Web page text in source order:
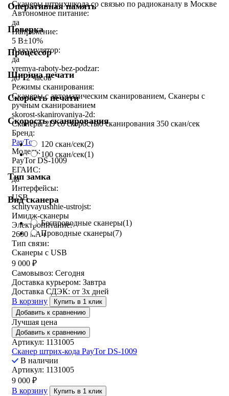
Оперативная память
Поверка
Процессор
Ширина печати
Скорость печати
Скорость сканирования
120 скан/сек(2)
100 скан/сек(1)
Тип замка
Вид сканера
Беспроводные сканеры(1)
Проводные сканеры(7)
Сканеры штрихшкода со связью по радиоканалу в Москве
Автономное питание:
да
Напряжение:
5 В±10%
Аккумулятор:
да
vremya-raboty-bez-podzar:
до 12 часов
Режимы сканирования:
Сканеры с автоматическим сканированием, Сканеры с
ручным сканированием
skorost-skanirovaniya-2d:
Сканеры 2D со скоростью сканирования 350 скан/сек
Бренд:
PayTor
Модель:
PayTor DS-1009
ЕГАИС:
да
Интерфейсы:
USB
schityvayushhie-ustrojst:
Имидж-сканеры
Электропитание:
2600 мАч
Тип связи:
Сканеры с USB
9 000 ₽
Самовывоз: Сегодня
Доставка курьером: Завтра
Доставка СДЭК: от 3х дней
В корзину
Купить в 1 клик
Добавить к сравнению
Лучшая цена
Добавить к сравнению
Артикул: 1131005
Сканер штрих-кода PayTor DS-1009
В наличии
Артикул: 1131005
9 000 ₽
В корзину
Купить в 1 клик